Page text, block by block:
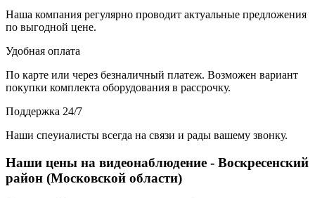
Наша компания регулярно проводит актуальные предложения
по выгодной цене.
Удобная оплата
По карте или через безналичный платеж. Возможен вариант
покупки комплекта оборудования в рассрочку.
Поддержка 24/7
Наши спеуиалисты всегда на связи и рады вашему звонку.
Наши цены на видеонаблюдение - Воскресенский
район (Московской области)